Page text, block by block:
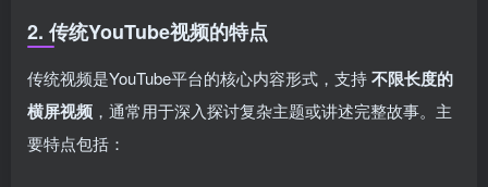
2. 传统YouTube视频的特点
传统视频是YouTube平台的核心内容形式，支持不限长度的
横屏视频 ，通常用于深入探讨复杂主题或讲述完整故事。主
要特点包括：